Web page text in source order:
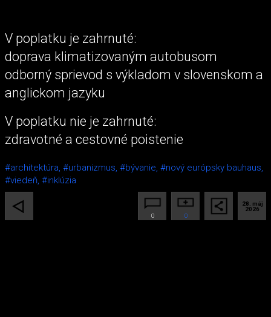
V poplatku je zahrnuté:
doprava klimatizovaným autobusom
odborný sprievod s výkladom v slovenskom a
anglickom jazyku
V poplatku nie je zahrnuté:
zdravotné a cestovné poistenie
#architektúra, #urbanizmus, #bývanie, #nový európsky bauhaus,
#viedeň, #inklúzia
28. máj
2026
0
0